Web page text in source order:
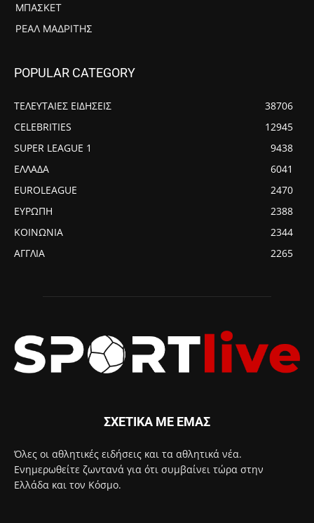
ΜΠΆΣΚΕΤ
ΡΕΆΛ ΜΑΔΡΊΤΗΣ
POPULAR CATEGORY
ΤΕΛΕΥΤΑΙΕΣ ΕΙΔΗΣΕΙΣ
38706
CELEBRITIES
12945
SUPER LEAGUE 1
9438
ΕΛΛΑΔΑ
6041
EUROLEAGUE
2470
ΕΥΡΩΠΗ
2388
ΚΟΙΝΩΝΙΑ
2344
ΑΓΓΛΙΑ
2265
ΣΧΕΤΙΚΑ ΜΕ ΕΜΑΣ
Όλες οι αθλητικές ειδήσεις και τα αθλητικά νέα.
Ενημερωθείτε ζωντανά για ότι συμβαίνει τώρα στην
Ελλάδα και τον Κόσμο.